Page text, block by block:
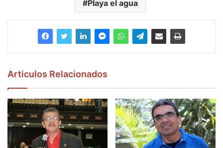
Playa el agua
Articulos Relacionados